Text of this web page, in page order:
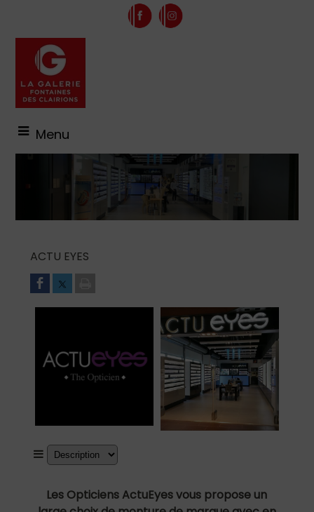
Menu
ACTU EYES
Les Opticiens ActuEyes vous propose un